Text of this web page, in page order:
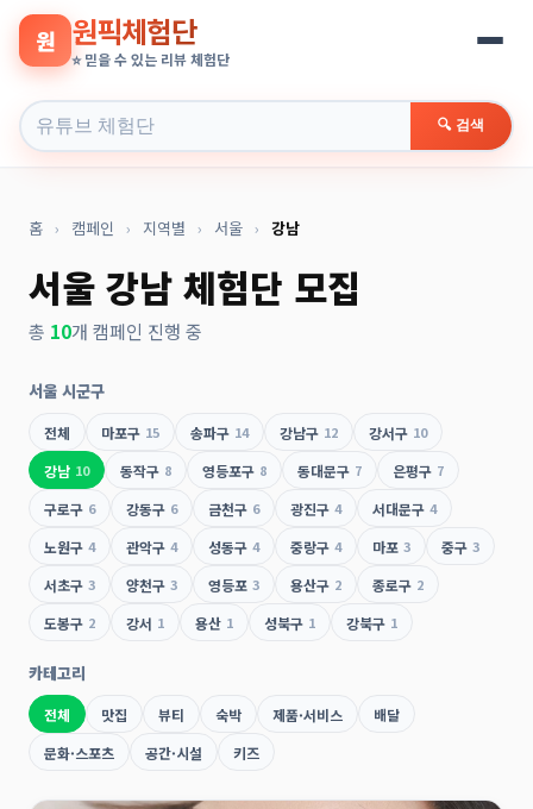
원 원픽체험단
⭐ 믿을 수 있는 리뷰 체험단
🔍 검색
홈 › 캠페인 › 지역별 › 서울 › 강남
서울 강남 체험단 모집
총 10개 캠페인 진행 중
서울 시군구
전체 마포구 15 송파구 14 강남구 12 강서구 10
강남 10 동작구 8 영등포구 8 동대문구 7 은평구 7
구로구 6 강동구 6 금천구 6 광진구 4 서대문구 4
노원구 4 관악구 4 성동구 4 중랑구 4 마포 3 중구 3
서초구 3 양천구 3 영등포 3 용산구 2 종로구 2
도봉구 2 강서 1 용산 1 성북구 1 강북구 1
카테고리
전체 맛집 뷰티 숙박 제품·서비스
배달
문화·스포츠
공간·시설 키즈